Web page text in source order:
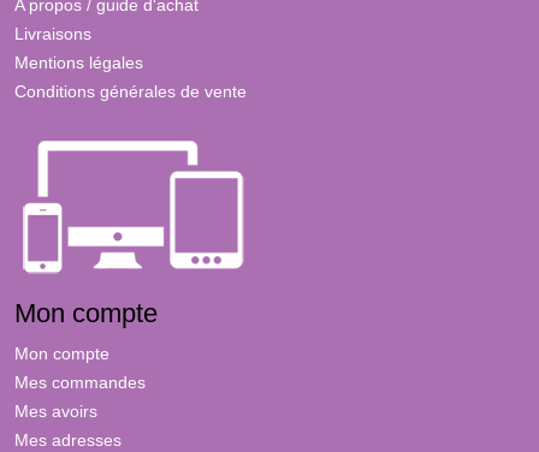
A propos / guide d'achat
Livraisons
Mentions légales
Conditions générales de vente
Mon compte
Mon compte
Mes commandes
Mes avoirs
Mes adresses